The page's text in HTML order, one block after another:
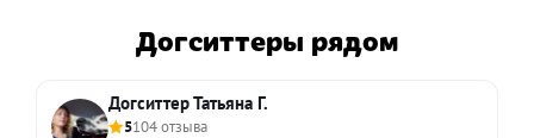
Догситтеры рядом
Догситтер Татьяна Г.
5104 отзыва